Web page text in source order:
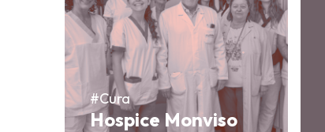
#Cura
Hospice Monviso